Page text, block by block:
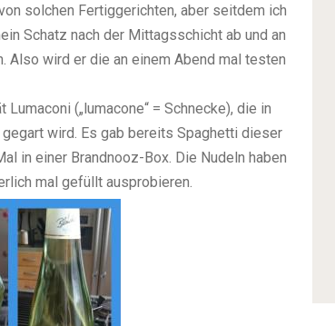
solchen Fertiggerichten, aber seitdem ich
Schatz nach der Mittagsschicht ab und an
Also wird er die an einem Abend mal testen
(„lumacone“ = Schnecke), die in
wird. Es gab bereits Spaghetti dieser
in einer Brandnooz-Box. Die Nudeln haben
mal gefüllt ausprobieren.